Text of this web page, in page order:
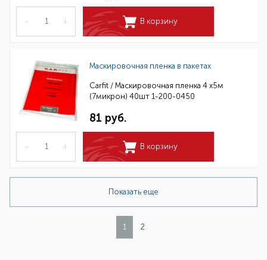
– + В корзину
Маскировочная пленка в пакетах
Carfit / Маскировочная пленка 4 х5м
(7микрон) 40шт 1-200-0450
81 руб.
– + В корзину
Показать еще
1 2